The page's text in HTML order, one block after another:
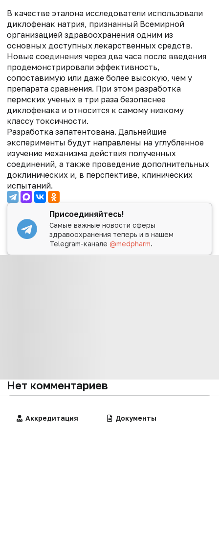
В качестве эталона исследователи использовали
диклофенак натрия, признанный Всемирной
организацией здравоохранения одним из
основных доступных лекарственных средств.
Новые соединения через два часа после введения
продемонстрировали эффективность,
сопоставимую или даже более высокую, чем у
препарата сравнения. При этом разработка
пермских ученых в три раза безопаснее
диклофенака и относится к самому низкому
классу токсичности.
Разработка запатентована. Дальнейшие
эксперименты будут направлены на углубленное
изучение механизма действия полученных
соединений, а также проведение дополнительных
доклинических и, в перспективе, клинических
испытаний.
Присоединяйтесь!
Самые важные новости сферы
здравоохранения теперь и в нашем
Telegram-канале@medpharm.
Нет комментариев
комментарии
Алгоритмы Калькуляторы
Аккредитация Документы